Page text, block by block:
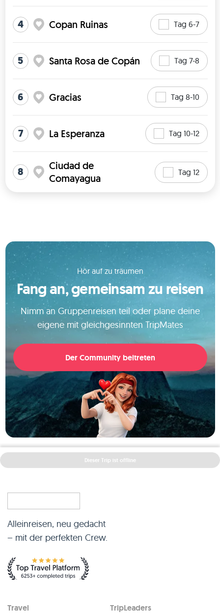
4 Copan Ruinas Tag 6-7
5 Santa Rosa de Copán Tag 7-8
6 Gracias Tag 8-10
7 La Esperanza Tag 10-12
8
Ciudad de
Comayagua
Tag 12
Hör auf zu träumen
Fang an, gemeinsam zu reisen
Nimm an Gruppenreisen teil oder plane deine
eigene mit gleichgesinnten TripMates
Der Community beitreten
Dieser Trip ist offline
Alleinreisen, neu gedacht
– mit der perfekten Crew.
Travel TripLeaders